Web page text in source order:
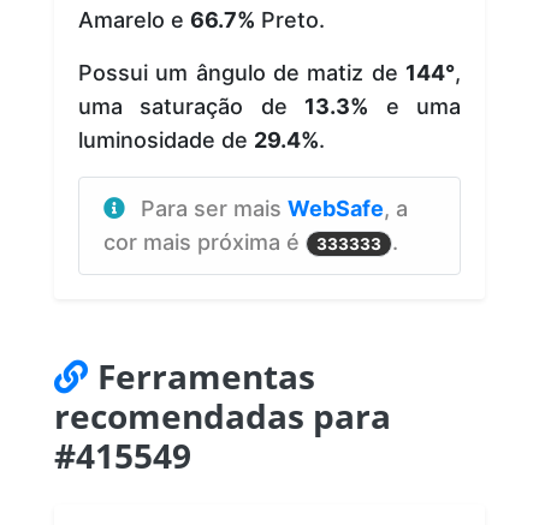
Amarelo e 66.7% Preto.
Possui um ângulo de matiz de 144°,
uma saturação de 13.3% e uma
luminosidade de 29.4%.
Para ser mais WebSafe, a
cor mais próxima é
333333 .
Ferramentas
recomendadas para
#415549